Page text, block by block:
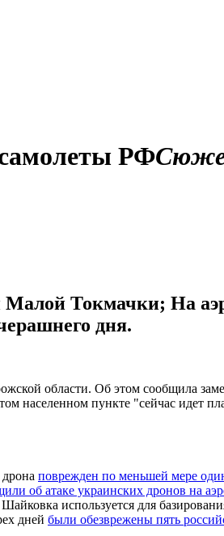
РФ
Токмачки; На
дня.
области. Об этом сообщила
населенном пункте "сейчас идет
поврежден по меньшей мере
об атаке украинских дронов на
используется для
дней были обезврежены пять